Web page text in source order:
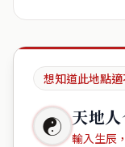
想知道此地點
☯ 天地
輸入生辰